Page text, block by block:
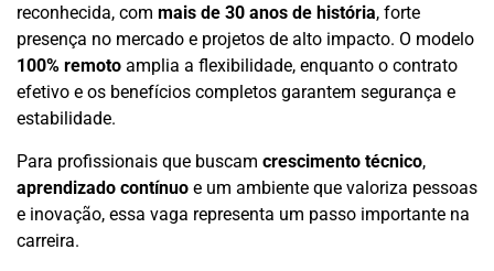
reconhecida, com mais de 30 anos de história, forte
presença no mercado e projetos de alto impacto. O modelo
100% remoto amplia a flexibilidade, enquanto o contrato
efetivo e os benefícios completos garantem segurança e
estabilidade.
Para profissionais que buscam crescimento técnico,
aprendizado contínuo e um ambiente que valoriza pessoas
e inovação, essa vaga representa um passo importante na
carreira.